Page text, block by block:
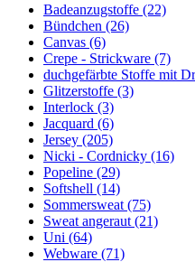
Badeanzugstoffe (22)
Bündchen (26)
Canvas (6)
Crepe - Strickware (7)
duchgefärbte Stoffe mit
Glitzerstoffe (3)
Interlock (3)
Jacquard (6)
Jersey (205)
Nicki - Cordnicky (16)
Popeline (29)
Softshell (14)
Sommersweat (75)
Sweat angeraut (21)
Uni (64)
Webware (71)